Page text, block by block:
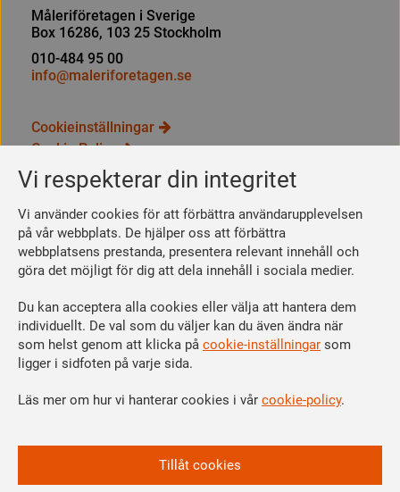
Vi respekterar din integritet
Vi använder cookies för att förbättra användarupplevelsen
på vår webbplats. De hjälper oss att förbättra
webbplatsens prestanda, presentera relevant innehåll och
göra det möjligt för dig att dela innehåll i sociala medier.
Du kan acceptera alla cookies eller välja att hantera dem
individuellt. De val som du väljer kan du även ändra när
som helst genom att klicka på cookie-inställningar som
ligger i sidfoten på varje sida.
Läs mer om hur vi hanterar cookies i vår cookie-policy.
Tillåt cookies
Måleriföretagen i Sverige
Box 16286, 103 25 Stockholm
010-484 95 00
info@maleriforetagen.se
Cookieinställningar
Cookie Policy
Integritetspolicy
Bli medlem
Så här blir du medlem
Se dina förmåner
Räkna ut din medlemsavgift
Följ oss
Facebook
Linkedin
Youtube